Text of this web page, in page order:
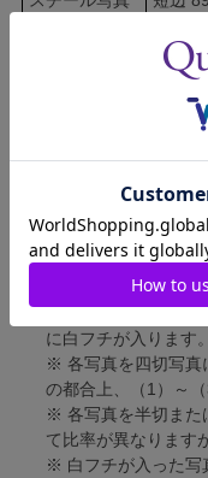
短辺
短辺
短辺
短辺
全紙写真
短辺
写真のサイズにつきま
※ 宝塚大劇場および
に白フチが入ります。
※ 各写真を四切写真
の都合上、（1）～
※ 各写真を半切また
て比率が異なります
※ 白フチが入った写